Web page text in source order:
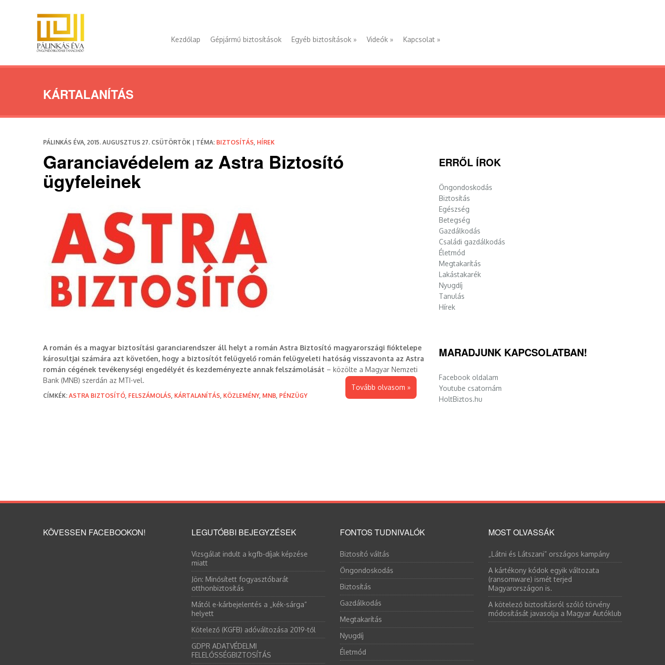
Kezdőlap Gépjármű biztosítások Egyéb biztosítások » Videók » Kapcsolat »
KÁRTALANÍTÁS
PÁLINKÁS ÉVA, 2015. AUGUSZTUS 27. CSÜTÖRTÖK | TÉMA: BIZTOSÍTÁS HÍREK
Garanciavédelem az Astra Biztosító
ügyfeleinek
A román és a magyar biztosítási garanciarendszer áll helyt a román Astra Biztosító magyarországi fióktelepe
károsultjai számára azt követően, hogy a biztosítót felügyelő román felügyeleti hatóság visszavonta az Astra
román cégének tevékenységi engedélyét és kezdeményezte annak felszámolását – közölte a Magyar Nemzeti
Bank (MNB) szerdán az MTI-vel.
Tovább olvasom »
CÍMKÉK: ASTRA BIZTOSÍTÓ FELSZÁMOLÁS KÁRTALANÍTÁS KÖZLEMÉNY, MNB PÉNZÜGY
ERRŐL ÍROK
Öngondoskodás
Biztosítás
Egészség
Betegség
Gazdálkodás
Családi gazdálkodás
Életmód
Megtakarítás
Lakástakarék
Nyugdíj
Tanulás
Hírek
MARADJUNK KAPCSOLATBAN!
Facebook oldalam
Youtube csatornám
HoltBiztos.hu
KÖVESSEN FACEBOOKON! LEGUTÓBBI BEJEGYZÉSEK
Vizsgálat indult a kgfb-díjak képzése
miatt
Jön: Minősített fogyasztóbarát
otthonbiztosítás
Mától e-kárbejelentés a „kék-sárga”
helyett
Kötelező (KGFB) adóváltozása 2019-től
GDPR ADATVÉDELMI
FELELŐSSÉGBIZTOSÍTÁS
FONTOS TUDNIVALÓK
Biztosító váltás
Öngondoskodás
Biztosítás
Gazdálkodás
Megtakarítás
Nyugdíj
Életmód
MOST OLVASSÁK
„Látni és Látszani” országos kampány
A kártékony kódok egyik változata
(ransomware) ismét terjed
Magyarországon is.
A kötelező biztosításról szóló törvény
módosítását javasolja a Magyar Autóklub